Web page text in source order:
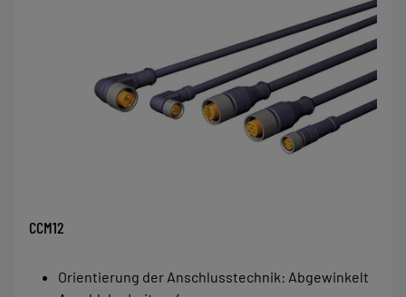
CCM12
Orientierung der Anschlusstechnik: Abgewinkelt